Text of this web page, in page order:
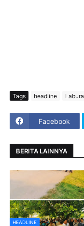
Tags headline Labura
Facebook
BERITA LAINNYA
HEADLINE